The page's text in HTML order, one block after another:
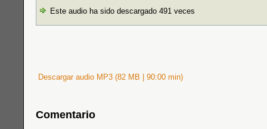
Este audio ha sido descargado 491 veces
Descargar audio MP3 (82 MB | 90:00 min)
Comentario